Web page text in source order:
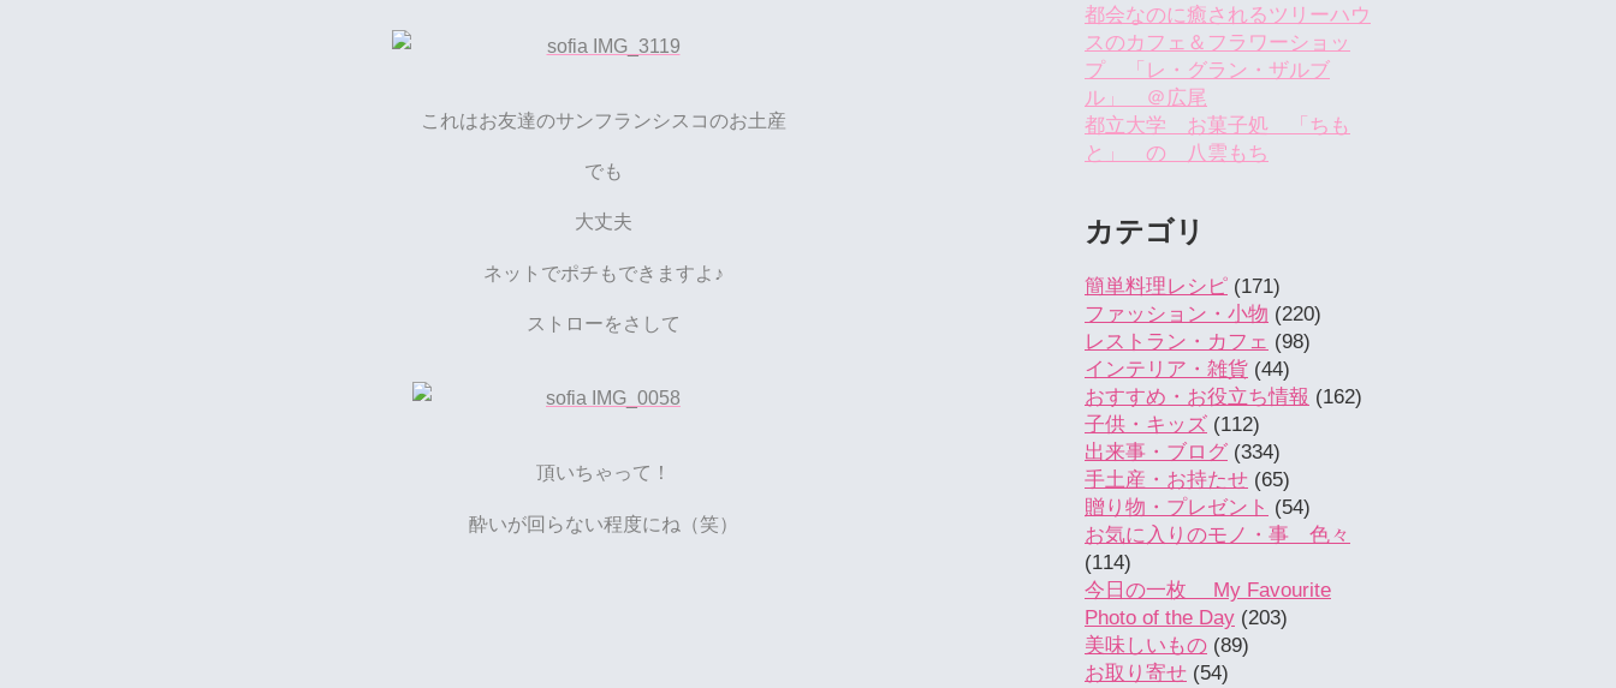
これはお友達のサンフランシスコのお土産
でも
大丈夫
ネットでポチもできますよ♪
ストローをさして
頂いちゃって！
酔いが回らない程度にね（笑）
都会なのに癒されるツリーハウ
スのカフェ＆フラワーショッ
プ 「レ・グラン・ザルブ
ル」 ＠広尾
都立大学 お菓子処 「ちも
と」 の 八雲もち
カテゴリ
簡単料理レシピ (171)
ファッション・小物 (220)
レストラン・カフェ (98)
インテリア・雑貨 (44)
おすすめ・お役立ち情報 (162)
子供・キッズ (112)
出来事・ブログ (334)
手土産・お持たせ (65)
贈り物・プレゼント (54)
お気に入りのモノ・事 色々
(114)
今日の一枚 My Favourite
Photo of the Day (203)
美味しいもの (89)
お取り寄せ (54)